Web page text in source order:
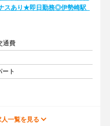
スあり★即日勤務◎伊勢崎駅_
通費
ート
一覧を見る